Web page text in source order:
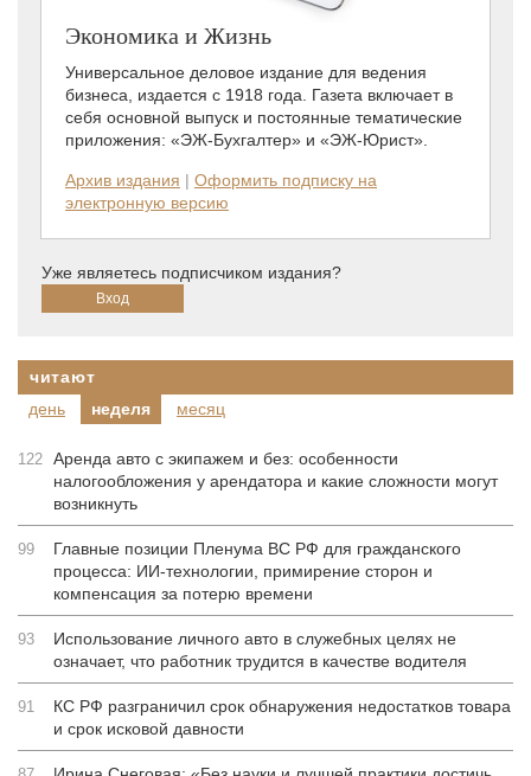
Экономика и Жизнь
Универсальное деловое издание для ведения
бизнеса, издается с 1918 года. Газета включает в
себя основной выпуск и постоянные тематические
приложения: «ЭЖ-Бухгалтер» и «ЭЖ-Юрист».
Архив издания | Оформить подписку на
электронную версию
Уже являетесь подписчиком издания?
читают
день
неделя месяц
122 Аренда авто с экипажем и без: особенности
налогообложения у арендатора и какие сложности могут
возникнуть
99
Главные позиции Пленума ВС РФ для гражданского
процесса: ИИ-технологии, примирение сторон и
компенсация за потерю времени
93
Использование личного авто в служебных целях не
означает, что работник трудится в качестве водителя
91
КС РФ разграничил срок обнаружения недостатков товара
и срок исковой давности